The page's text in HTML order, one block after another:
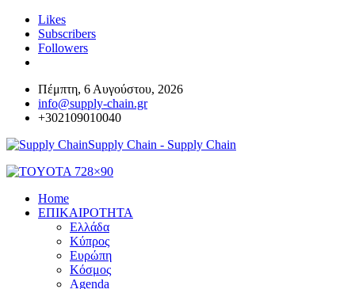
Likes
Subscribers
Followers
Πέμπτη, 6 Αυγούστου, 2026
info@supply-chain.gr
+302109010040
Supply Chain - Supply Chain
Home
ΕΠΙΚΑΙΡΟΤΗΤΑ
Ελλάδα
Κύπρος
Ευρώπη
Κόσμος
Agenda